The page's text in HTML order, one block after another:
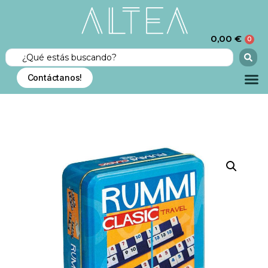
0,00 € 0
Contáctanos!